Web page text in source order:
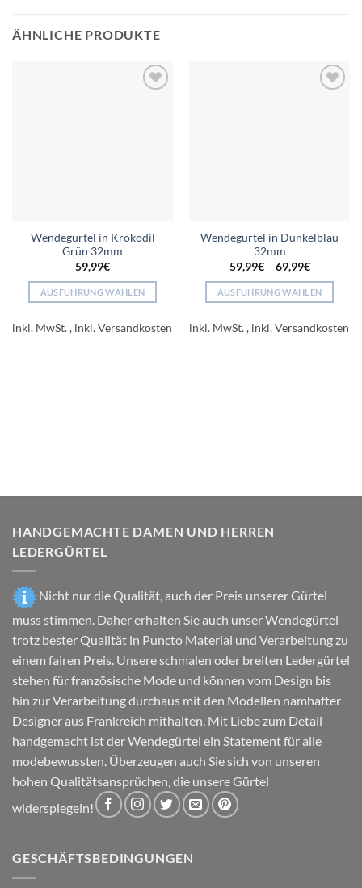
ÄHNLICHE PRODUKTE
Wendegürtel in Krokodil
Grün 32mm
59,99€
AUSFÜHRUNG WÄHLEN
Produkt
Produktseite
werden
inkl. MwSt.
Wendegürtel in Dunkelblau
32mm
59,99€– 69,99€
AUSFÜHRUNG WÄHLEN
Produkt
Produktseite
werden
inkl. MwSt.
HANDGEMACHTE DAMEN UND HERREN
LEDERGÜRTEL
Nicht nur die Qualität, auch der Preis unserer Gürtel
muss stimmen. Daher erhalten Sie auch unser Wendegürtel
trotz bester Qualität in Puncto Material und Verarbeitung zu
einem fairen Preis. Unsere schmalen oder breiten Ledergürtel
stehen für französische Mode und können vom Design bis
hin zur Verarbeitung durchaus mit den Modellen namhafter
Designer aus Frankreich mithalten. Mit Liebe zum Detail
handgemacht ist der Wendegürtel ein Statement für alle
modebewussten. Überzeugen auch Sie sich von unseren
hohen Qualitätsansprüchen, die unsere Gürtel
widerspiegeln!
GESCHÄFTSBEDINGUNGEN